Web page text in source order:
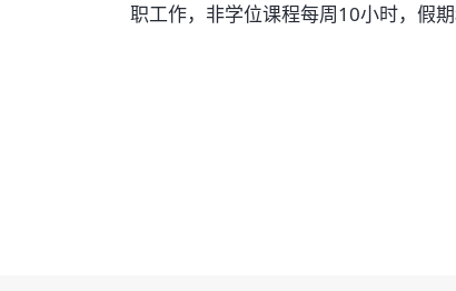
职工作，非学位课程每周10小时，假